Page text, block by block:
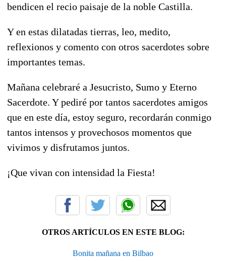
bendicen el recio paisaje de la noble Castilla.
Y en estas dilatadas tierras, leo, medito,
reflexionos y comento con otros sacerdotes sobre
importantes temas.
Mañana celebraré a Jesucristo, Sumo y Eterno
Sacerdote. Y pediré por tantos sacerdotes amigos
que en este día, estoy seguro, recordarán conmigo
tantos intensos y provechosos momentos que
vivimos y disfrutamos juntos.
¡Que vivan con intensidad la Fiesta!
OTROS ARTÍCULOS EN ESTE BLOG:
Bonita mañana en Bilbao